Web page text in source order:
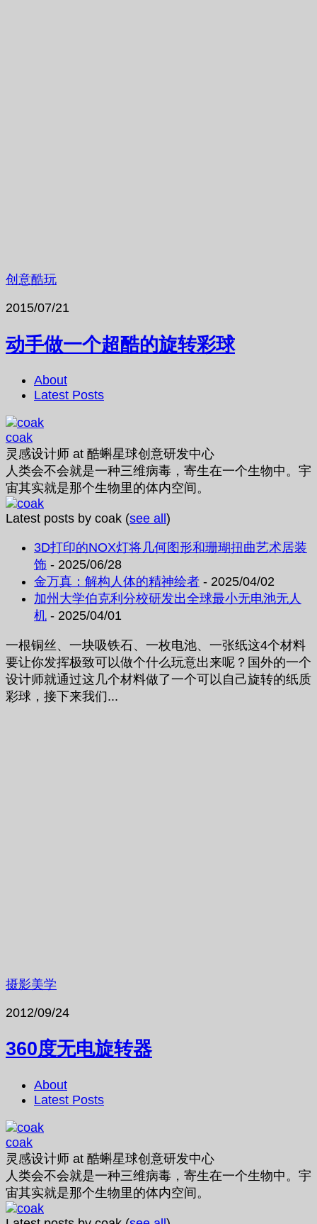
创意酷玩
2015/07/21
动手做一个超酷的旋转彩球
About
Latest Posts
coak
灵感设计师 at 酷蝌星球创意研发中心
人类会不会就是一种三维病毒，寄生在一个生物中。宇
宙其实就是那个生物里的体内空间。
Latest posts by coak (see all )
3D打印的NOX灯将几何图形和珊瑚扭曲艺术居装
饰 - 2025/06/28
金万真：解构人体的精神绘者 - 2025/04/02
加州大学伯克利分校研发出全球最小无电池无人
机 - 2025/04/01
一根铜丝、一块吸铁石、一枚电池、一张纸这4个材料
要让你发挥极致可以做个什么玩意出来呢？国外的一个
设计师就通过这几个材料做了一个可以自己旋转的纸质
彩球，接下来我们...
摄影美学
2012/09/24
360度无电旋转器
About
Latest Posts
coak
灵感设计师 at 酷蝌星球创意研发中心
人类会不会就是一种三维病毒，寄生在一个生物中。宇
宙其实就是那个生物里的体内空间。